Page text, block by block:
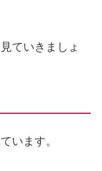
ていきましょ
います。